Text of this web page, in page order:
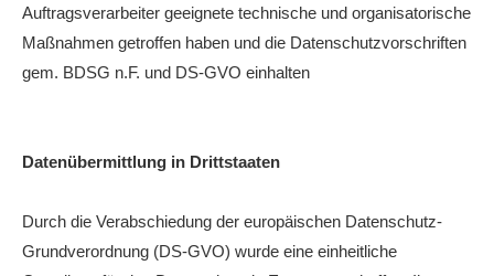
Auftragsverarbeiter geeignete technische und organisatorische
Maßnahmen getroffen haben und die Datenschutzvorschriften
gem. BDSG n.F. und DS-GVO einhalten
Datenübermittlung in Drittstaaten
Durch die Verabschiedung der europäischen Datenschutz-
Grundverordnung (DS-GVO) wurde eine einheitliche